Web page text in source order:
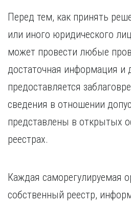
Перед тем, как принять
или иного юридического
может провести любые
достаточная информация и
предоставляется
сведения в отношении
представлены в открытых
реестрах.
Каждая саморегулируемая
собственный реестр,